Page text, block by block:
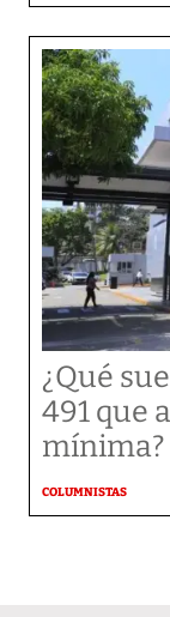
¿Qué
491 que
mínima?
COLUMNISTAS